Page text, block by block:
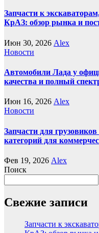
Запчасти к
КрАЗ: обзор рынка и
Июн 30, 2026 Alex
Новости
Автомобили Лада у
качества и полный
Июн 16, 2026 Alex
Новости
Запчасти для
категорий для
Фев 19, 2026 Alex
Поиск
Свежие записи
Запчасти к